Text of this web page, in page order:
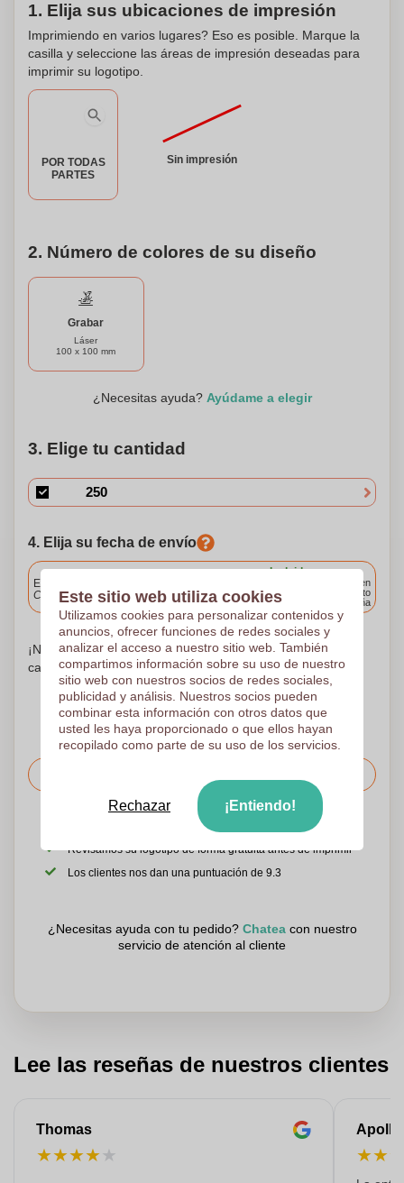
1. Elija sus ubicaciones de impresión
Imprimiendo en varios lugares? Eso es posible. Marque la
casilla y seleccione las áreas de impresión deseadas para
imprimir su logotipo.
POR TODAS
PARTES
Sin impresión
2. Número de colores de su diseño
Grabar
Láser
100 x 100 mm
¿Necesitas ayuda? Ayúdame a elegir
3. Elige tu cantidad
4. Elija su fecha de envío
Incluido
Entrega estándar
Cargue y apruebe sus archivos antes de las 9.30 a.m.
Entrega en
cualquier punto
de España
¡No te preocupes! Simplemente suba sus archivos a la
canasta de compras
Sube tu logotipo en la página siguiente
Revisamos su logotipo de forma gratuita antes de imprimir
Los clientes nos dan una puntuación de 9.3
¿Necesitas ayuda con tu pedido? Chateacon nuestro
servicio de atención al cliente
Lee las reseñas de nuestros clientes
Thomas
★★★★★ ★★
Este sitio web utiliza cookies
Utilizamos cookies para personalizar contenidos y
anuncios, ofrecer funciones de redes sociales y
analizar el acceso a nuestro sitio web. También
compartimos información sobre su uso de nuestro
sitio web con nuestros socios de redes sociales,
publicidad y análisis. Nuestros socios pueden
combinar esta información con otros datos que
usted les haya proporcionado o que ellos hayan
recopilado como parte de su uso de los servicios.
Rechazar ¡Entiendo!